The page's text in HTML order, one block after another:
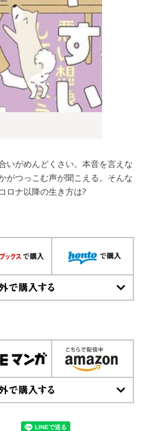
いがめんどくさい。本音を言えな
がつっこむ声が聞こえる。そんな
ロナ以降の生き方は?